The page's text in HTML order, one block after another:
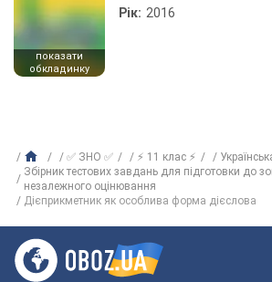
показати
обкладинку
Рік: 2016
✅ ЗНО ✅ ⚡ 11 клас ⚡
Збірник тестових завдань для підготовки до
незалежного оцінювання
Дієприкметник як особлива форма дієслова